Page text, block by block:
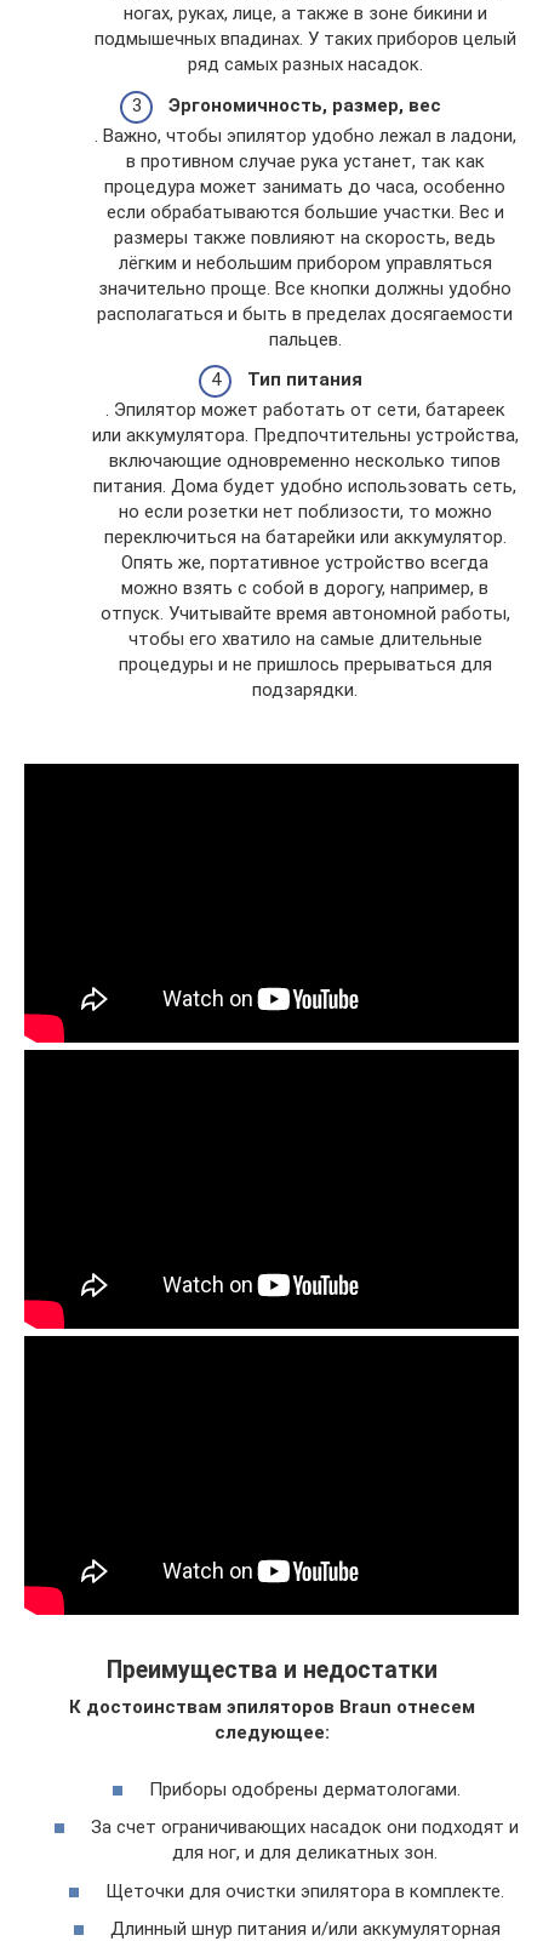
ногах, руках, лице, а также в зоне бикини и
подмышечных впадинах. У таких приборов целый
ряд самых разных насадок.
Эргономичность, размер, вес
. Важно, чтобы эпилятор удобно лежал в ладони,
в противном случае рука устанет, так как
процедура может занимать до часа, особенно
если обрабатываются большие участки. Вес и
размеры также повлияют на скорость, ведь
лёгким и небольшим прибором управляться
значительно проще. Все кнопки должны удобно
располагаться и быть в пределах досягаемости
пальцев.
Тип питания
. Эпилятор может работать от сети, батареек
или аккумулятора. Предпочтительны устройства,
включающие одновременно несколько типов
питания. Дома будет удобно использовать сеть,
но если розетки нет поблизости, то можно
переключиться на батарейки или аккумулятор.
Опять же, портативное устройство всегда
можно взять с собой в дорогу, например, в
отпуск. Учитывайте время автономной работы,
чтобы его хватило на самые длительные
процедуры и не пришлось прерываться для
подзарядки.
Преимущества и недостатки
К достоинствам эпиляторов Braun отнесем
следующее:
Приборы одобрены дерматологами.
За счет ограничивающих насадок они подходят и
для ног, и для деликатных зон.
Щеточки для очистки эпилятора в комплекте.
Длинный шнур питания и/или аккумуляторная